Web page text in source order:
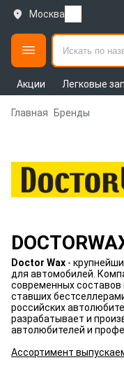
Москва
Акции Легковые
Главная Бренды
Doctor Wax -
для автомобилей.
современных составов
ставших
российских
разрабатывает и
автолюбителей и
Ассортимент